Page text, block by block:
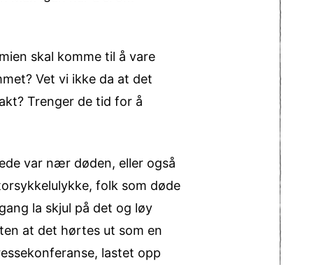
skal komme til å vare
Vet vi ikke da at det
Trenger de tid for å
var nær døden, eller også
folk som døde
la skjul på det og løy
at det hørtes ut som en
lastet opp